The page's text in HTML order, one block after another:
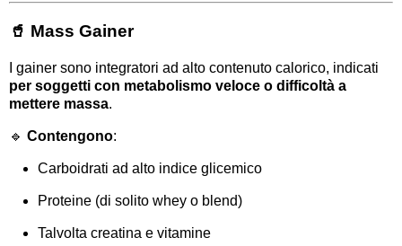
🥤 Mass Gainer
I gainer sono integratori ad alto contenuto calorico, indicati
per soggetti con metabolismo veloce o difficoltà a
mettere massa.
🔹 Contengono:
Carboidrati ad alto indice glicemico
Proteine (di solito whey o blend)
Talvolta creatina e vitamine